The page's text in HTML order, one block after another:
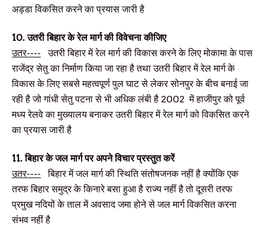
अड्डा विकसित करने का प्रयास जारी है
10. उतरी बिहार के रेल मार्ग की विवेचना कीजिए
उतर----
उतरी बिहार में रेल मार्ग की विकास करने के लिए मोकामा के पास
राजेंद्र सेतु का निर्माण किया जा रहा है तथा उतरी बिहार में रेल मार्ग के
विकास के लिए सबसे महत्वपूर्ण पुल घाट से लेकर सोनपुर के बीच बनाई जा
रही है जो गांधी सेतु पटना से भी अधिक लंबी है 2002 में हाजीपुर को पूर्व
मध्य रेलवे का मुख्यालय बनाकर उतरी बिहार में रेल मार्ग को विकसित करने
का प्रयास जारी है
11. बिहार के जल मार्ग पर अपने विचार प्रस्तुत करें
उतर---- बिहार में जल मार्ग की स्थिति संतोषजनक नहीं है क्योंकि एक
तरफ बिहार समुद्र के किनारे बसा हुआ है राज्य नहीं है तो दूसरी तरफ
प्रमुख नदियों के ताल में अवसाद जमा होने से जल मार्ग विकसित करना
संभव नहीं है